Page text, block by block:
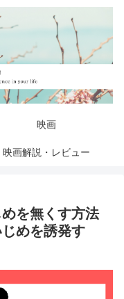
映画
映画解説・レビュー
を無くす方法
じめを誘発す